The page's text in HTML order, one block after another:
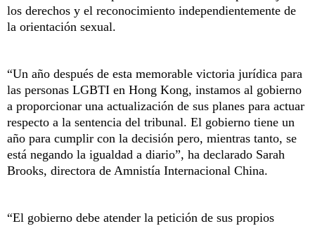
los derechos y el reconocimiento independientemente de
la orientación sexual.
“Un año después de esta memorable victoria jurídica para
las personas LGBTI en Hong Kong, instamos al gobierno
a proporcionar una actualización de sus planes para actuar
respecto a la sentencia del tribunal. El gobierno tiene un
año para cumplir con la decisión pero, mientras tanto, se
está negando la igualdad a diario”, ha declarado Sarah
Brooks, directora de Amnistía Internacional China.
“El gobierno debe atender la petición de sus propios